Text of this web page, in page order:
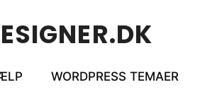
WORDPRESS TEMAER